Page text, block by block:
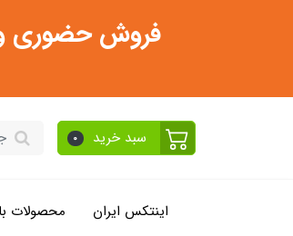
فروش حضوری و تماس تلفنی
سبد خرید 0
اینتکس ایران محصولات